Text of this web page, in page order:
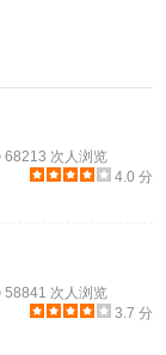
记录来挑战极
68213 次人浏览
4.0 分
58841 次人浏览
3.7 分